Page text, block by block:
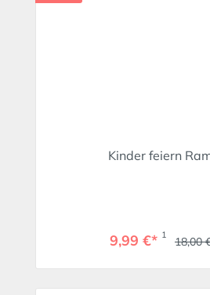
Kinder feiern
9,99 €* 1 18,00